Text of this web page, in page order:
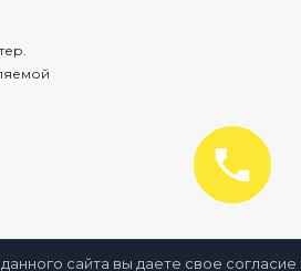
сайта вы даете свое